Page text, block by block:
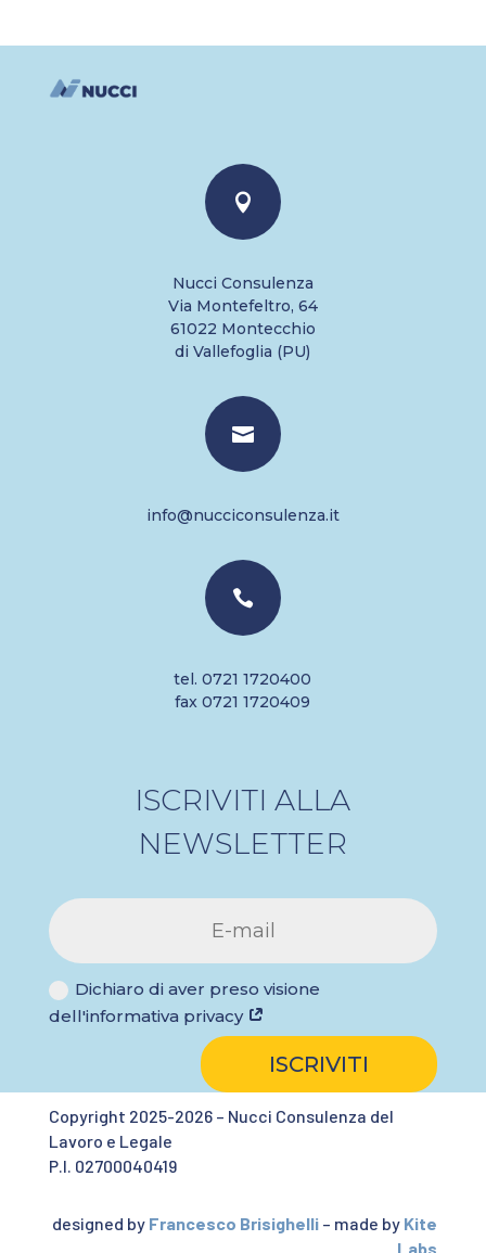

Nucci Consulenza
Via Montefeltro, 64
61022 Montecchio
di Vallefoglia (PU)

info@nucciconsulenza.it

tel. 0721 1720400
fax 0721 1720409
ISCRIVITI ALLA
NEWSLETTER
Dichiaro di aver preso visione
dell'informativa privacy
ISCRIVITI
Copyright 2025-2026 – Nucci Consulenza del
Lavoro e Legale
P.I. 02700040419
designed by Francesco Brisighelli – made by Kite
Labs